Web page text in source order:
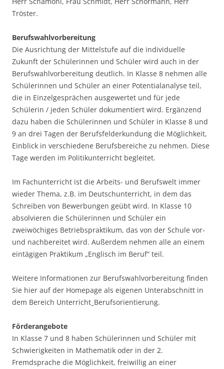
Tröster.
Berufswahlvorbereitung
Die Ausrichtung der Mittelstufe auf die individuelle
Zukunft der Schülerinnen und Schüler wird auch in der
Berufswahlvorbereitung deutlich. In Klasse 8 nehmen alle
Schülerinnen und Schüler an einer Potentialanalyse teil,
die in Einzelgesprächen ausgewertet und für jede
Schülerin / jeden Schüler dokumentiert wird. Ergänzend
dazu haben die Schülerinnen und Schüler in Klasse 8 und
9 an drei Tagen der Berufsfelderkundung die Möglichkeit,
Einblick in verschiedene Berufsbereiche zu nehmen. Diese
Tage werden im Politikunterricht begleitet.
Im Fachunterricht ist die Arbeits- und Berufswelt immer
wieder Thema, z.B. im Deutschunterricht, in dem das
Schreiben von Bewerbungen geübt wird. In Klasse 10
absolvieren die Schülerinnen und Schüler ein
zweiwöchiges Betriebspraktikum, das von der Schule vor-
und nachbereitet wird. Außerdem nehmen alle an einem
eintägigen Praktikum „Englisch im Beruf“ teil.
Weitere Informationen zur Berufswahlvorbereitung finden
Sie hier auf der Homepage als eigenen Unterabschnitt in
dem Bereich Unterricht_Berufsorientierung.
Förderangebote
In Klasse 7 und 8 haben Schülerinnen und Schüler mit
Schwierigkeiten in Mathematik oder in der 2.
Fremdsprache die Möglichkeit, freiwillig an einer